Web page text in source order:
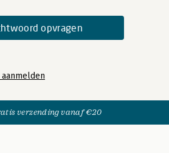
verzending vanaf €20